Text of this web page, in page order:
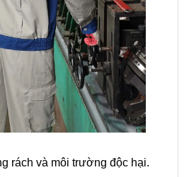
rách và môi trường độc hại.